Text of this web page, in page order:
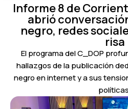
Informe 8 de
abrió
negro, redes
risa
El programa del C_DOP
hallazgos de la publicación
negro en internet y a sus